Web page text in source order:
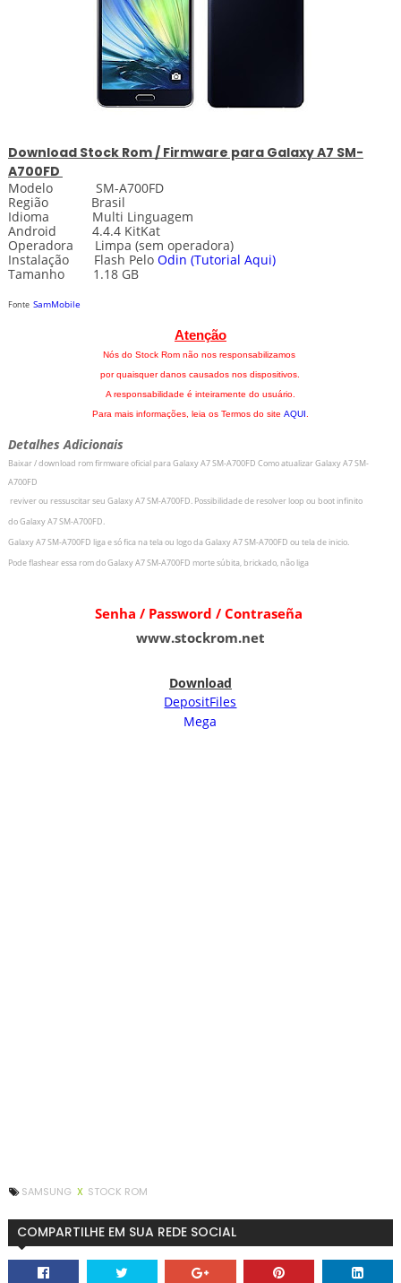
Download Stock Rom / Firmware para Galaxy A7 SM-
A700FD
Modelo SM-A700FD
Região Brasil
Idioma Multi Linguagem
Android 4.4.4 KitKat
Operadora Limpa (sem operadora)
Instalação Flash Pelo Odin (Tutorial Aqui)
Tamanho 1.18 GB
Fonte SamMobile
Atenção
Nós do Stock Rom não nos responsabilizamos
por quaisquer danos causados nos dispositivos.
A responsabilidade é inteiramente do usuário.
Para mais informações, leia os Termos do site AQUI
Detalhes Adicionais
Baixar / download rom firmware oficial paraGalaxy A7 SM-A700FD Como atualizarGalaxy A7 SM-
A700FD
reviver ou ressuscitar seu Galaxy A7 SM-A700FD. Possibilidade de resolver loop ou boot infinito
doGalaxy A7 SM-A700FD.
Galaxy A7 SM-A700FD liga e só fica na tela ou logo daGalaxy A7 SM-A700FD ou tela de inicio.
Pode flashear essa rom do Galaxy A7 SM-A700FD morte súbita, brickado, não liga
Senha / Password / Contraseña
www.stockrom.net
Download
DepositFiles
Mega
SAMSUNG X STOCK ROM
COMPARTILHE EM SUA REDE SOCIAL